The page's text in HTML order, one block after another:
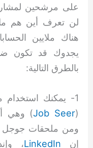
على مرشحين
لن تعرف أين هم
هناك ملايين
يجدوك قد تكون
بالطرق التالية:
1- يمكنك
(
Job Seer) وهي
ومن ملحقات جوجل
إن LinkedIn،